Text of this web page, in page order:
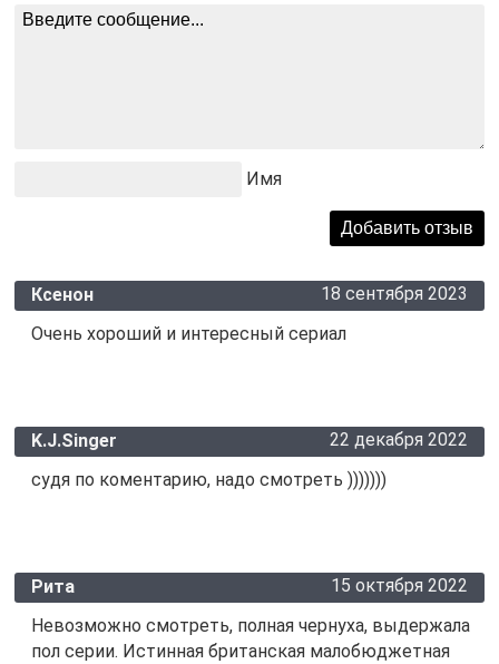
Имя
Ксенон
18 сентября 2023
Очень хороший и интересный сериал
K.J.Singer
22 декабря 2022
судя по коментарию, надо смотреть )))))))
Рита
15 октября 2022
Невозможно смотреть, полная чернуха, выдержала
пол серии. Истинная британская малобюджетная